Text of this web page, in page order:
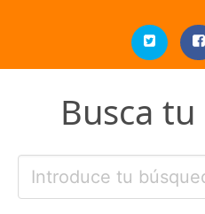
Busca